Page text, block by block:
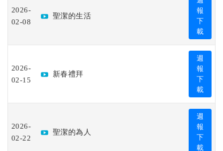
2026-
02-08
聖潔的生活
報
下
載
2026-
02-15
新春禮拜
週
報
下
載
2026-
02-22
聖潔的為人
週
報
下
載